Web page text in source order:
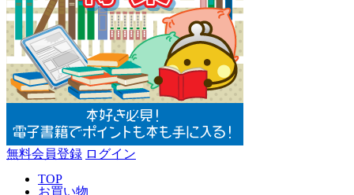
無料会員登録 ログイン
TOP
お買い物